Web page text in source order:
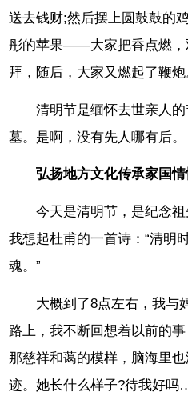
送去钱财;然后摆上圆鼓鼓的
彤的苹果——大家把香点燃，
拜，随后，大家又燃起了鞭炮
清明节是缅怀去世亲人
墓。是啊，没有先人哪有后。
弘扬地方文化传承家国情
今天是清明节，是纪念
我想起杜甫的一首诗：“清明
魂。”
大概到了8点左右，我与
路上，我不断回想着以前的
那慈祥和蔼的模样，脑海里
迹。她长什么样子?待我好